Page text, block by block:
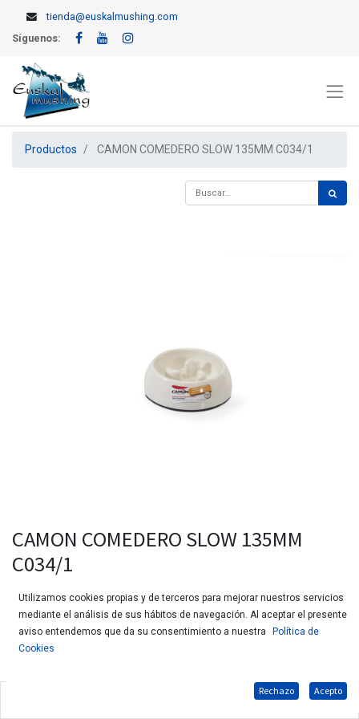
tienda@euskalmushing.com
Síguenos:
Productos CAMON COMEDERO SLOW 135MM C034/1
CAMON COMEDERO SLOW 135MM
C034/1
Utilizamos cookies propias y de terceros para mejorar nuestros servicios
mediante el análisis de sus hábitos de navegación. Al aceptar el presente
aviso entendemos que da su consentimiento a nuestra
Política de
Cookies
Rechazo Acepto